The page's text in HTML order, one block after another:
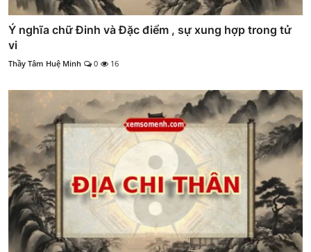
Ý nghĩa chữ Đinh và Đặc điểm , sự xung hợp trong tử
vi
Thầy Tâm Huệ Minh 0 16